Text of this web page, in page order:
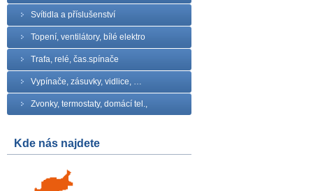
Svítidla a příslušenství
Topení, ventilátory, bílé elektro
Trafa, relé, čas.spínače
Vypínače, zásuvky, vidlice, …
Zvonky, termostaty, domácí tel.,
Kde nás najdete